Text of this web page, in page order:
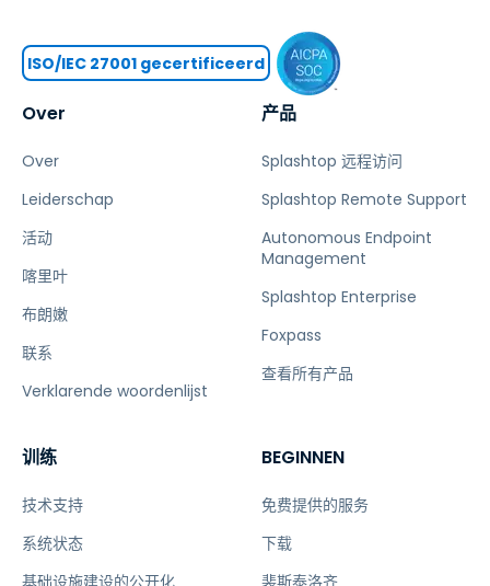
Over
Over
Leiderschap
活动
喀里叶
布朗嫩
联系
Verklarende woordenlijst
产品
Splashtop 远程访问
Splashtop Remote Support
Autonomous Endpoint
Management
Splashtop Enterprise
Foxpass
查看所有产品
训练
技术支持
系统状态
基础设施建设的公开化
BEGINNEN
免费提供的服务
下载
裴斯泰洛齐
ISO/IEC 27001 gecertificeerd